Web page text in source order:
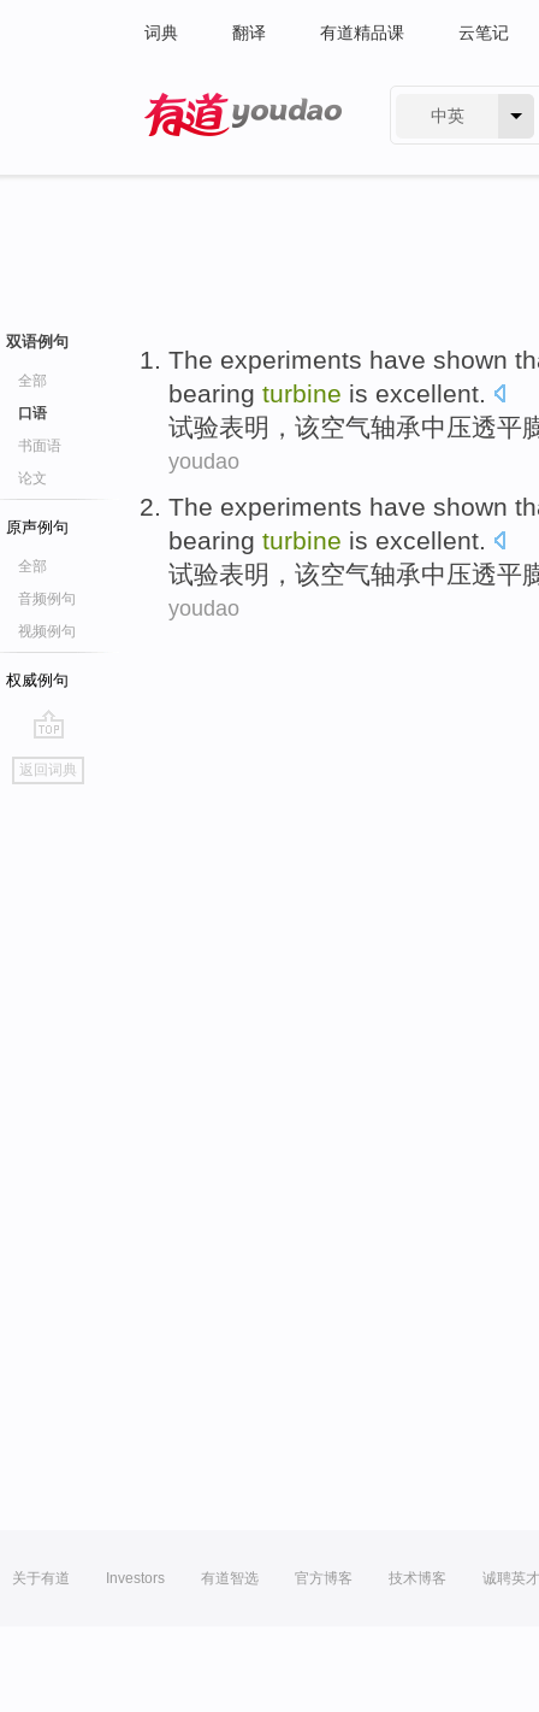
词典 翻译 有道精品课 云笔记
中英
双语例句
全部
口语
书面语
论文
原声例句
全部
音频例句
视频例句
权威例句
go
top
返回词典
The experiments have shown
bearing turbine is excellent.
试验表明 ， 该空气轴承中压透平
youdao
The experiments have shown
bearing turbine is excellent.
试验表明 ， 该空气轴承中压透平
youdao
关于有道 Investors 有道智选 官方博客 技术博客 诚聘英才